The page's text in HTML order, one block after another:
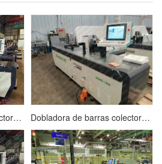
Dobladora de barras colectoras de cobre servo CNC HQ400-2000B Dobladora de barras colectoras de cobre CNC HQ400-1200B